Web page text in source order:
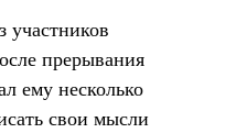
участников
прерывания
ему несколько
свои мысли